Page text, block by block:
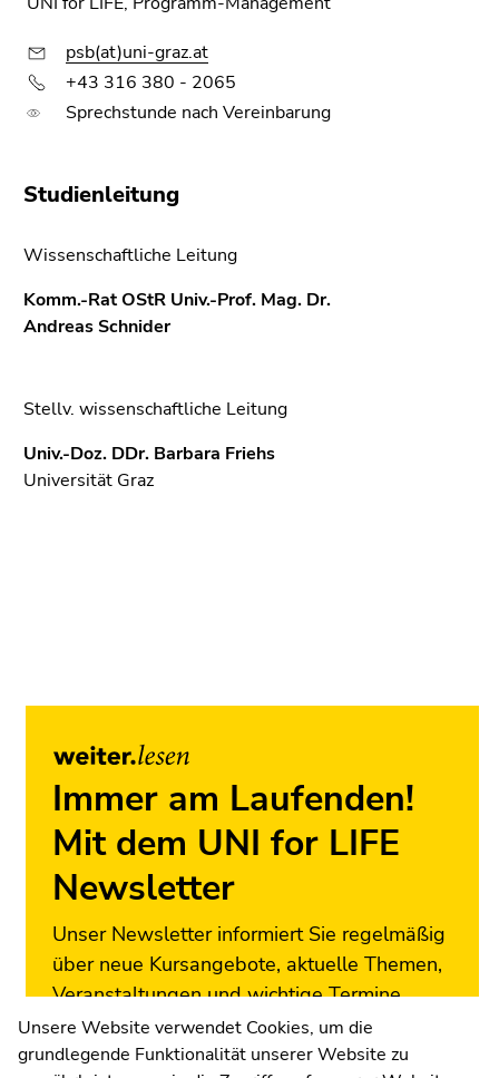
psb(at)uni-graz.at
+43 316 380 - 2065
Sprechstunde nach Vereinbarung
Studienleitung
Wissenschaftliche Leitung
Komm.-Rat OStR Univ.-Prof. Mag. Dr.
Andreas Schnider
Stellv. wissenschaftliche Leitung
Univ.-Doz. DDr. Barbara Friehs
Universität Graz
Immer am Laufenden!
Mit dem UNI for LIFE
Newsletter
Unser Newsletter informiert Sie regelmäßig
über neue Kursangebote, aktuelle Themen,
Veranstaltungen und wichtige Termine.
Melden Sie sich jetzt an!
Seitenbereiche
Unsere Website verwendet Cookies, um die
grundlegende Funktionalität unserer Website zu